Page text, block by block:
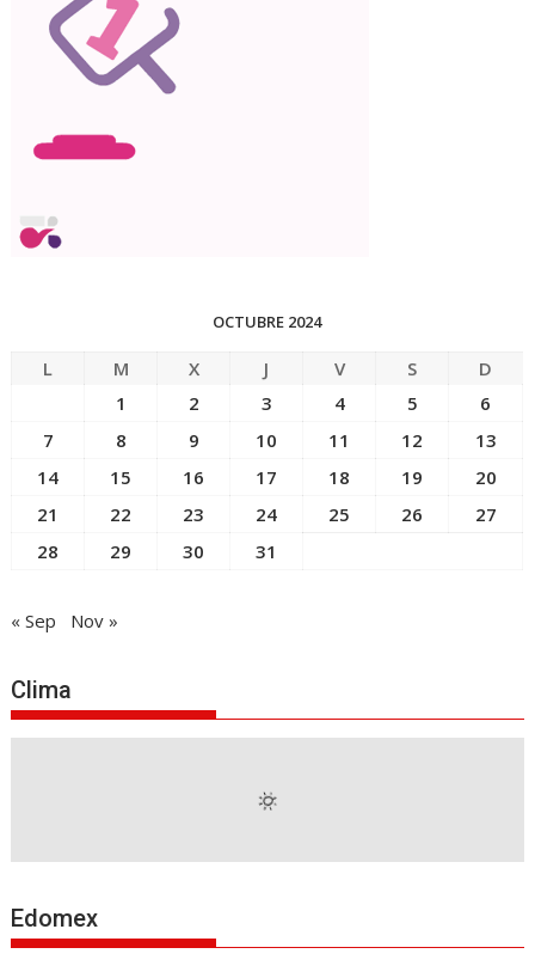
OCTUBRE 2024
L M X J V S
D
1
2 3 4 5
6
7
8 9 10 11 12
13
14
15 16 17 18 19
20
21
22 23 24 25 26
27
28
29 30 31
« Sep Nov »
Clima
Edomex